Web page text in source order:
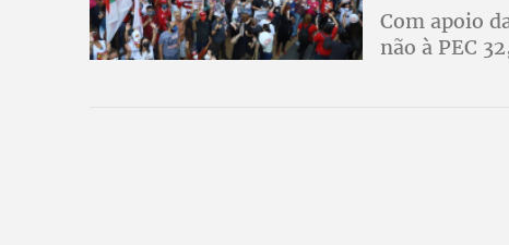
Com apoio
não à PEC